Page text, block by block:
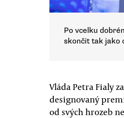
Po vcelku
skončit tak jako
Vláda Petra Fialy
designovaný
od svých hrozeb